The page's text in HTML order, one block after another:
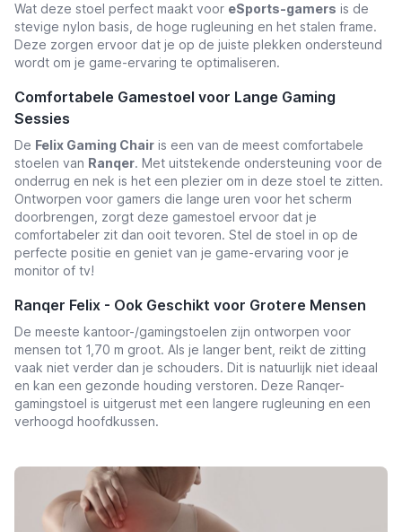
Wat deze stoel perfect maakt voor eSports-gamers is de
stevige nylon basis, de hoge rugleuning en het stalen frame.
Deze zorgen ervoor dat je op de juiste plekken ondersteund
wordt om je game-ervaring te optimaliseren.
Comfortabele Gamestoel voor Lange Gaming
Sessies
De Felix Gaming Chair is een van de meest comfortabele
stoelen van Ranqer. Met uitstekende ondersteuning voor de
onderrug en nek is het een plezier om in deze stoel te zitten.
Ontworpen voor gamers die lange uren voor het scherm
doorbrengen, zorgt deze gamestoel ervoor dat je
comfortabeler zit dan ooit tevoren. Stel de stoel in op de
perfecte positie en geniet van je game-ervaring voor je
monitor of tv!
Ranqer Felix - Ook Geschikt voor Grotere Mensen
De meeste kantoor-/gamingstoelen zijn ontworpen voor
mensen tot 1,70 m groot. Als je langer bent, reikt de zitting
vaak niet verder dan je schouders. Dit is natuurlijk niet ideaal
en kan een gezonde houding verstoren. Deze Ranqer-
gamingstoel is uitgerust met een langere rugleuning en een
verhoogd hoofdkussen.